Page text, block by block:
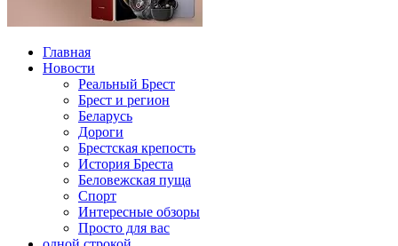
Главная
Новости
Реальный Брест
Брест и регион
Беларусь
Дороги
Брестская крепость
История Бреста
Беловежская пуща
Спорт
Интересные обзоры
Просто для вас